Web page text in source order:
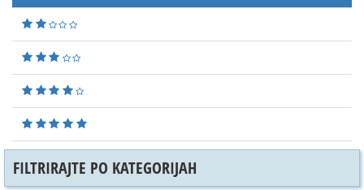
FILTRIRAJTE PO KATEGORIJAH